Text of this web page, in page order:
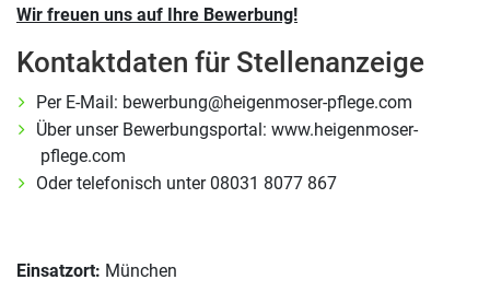
Wir freuen uns auf Ihre Bewerbung!
Kontaktdaten für Stellenanzeige
Per E-Mail: bewerbung@heigenmoser-pflege.com
Über unser Bewerbungsportal: www.heigenmoser-
pflege.com
Oder telefonisch unter 08031 8077 867
Einsatzort: München